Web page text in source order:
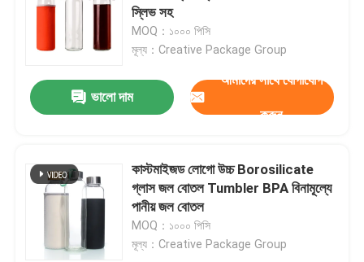
স্লিভ সহ
MOQ：১০০০ পিসি
মূল্য：Creative Package Group
ভালো দাম
আমাদের সাথে যোগাযোগ
করুন
কাস্টমাইজড লোগো উচ্চ Borosilicate
গ্লাস জল বোতল Tumbler BPA বিনামূল্যে
পানীয় জল বোতল
MOQ：১০০০ পিসি
মূল্য：Creative Package Group